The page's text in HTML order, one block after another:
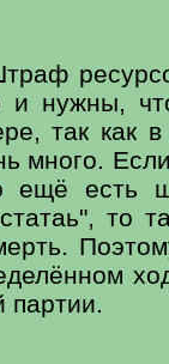
и нужны,
так как
много.
ещё есть
то
партии.